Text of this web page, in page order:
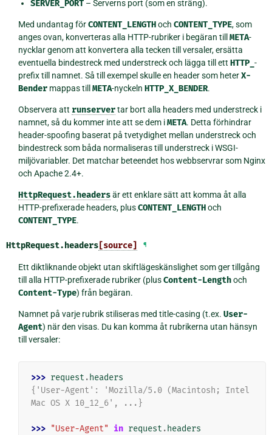
SERVER_PORT– Serverns port (som en sträng).
Med undantag förCONTENT_LENGTHoch CONTENT_TYPE, som
anges ovan, konverteras alla HTTP-rubriker i begäran till META-
nycklar genom att konvertera alla tecken till versaler, ersätta
eventuella bindestreck med understreck och lägga till ett HTTP_ -
prefix till namnet. Så till exempel skulle en header som heterX-
Bendermappas till META-nyckeln HTTP_X_BENDER.
Observera att runservertar bort alla headers med understreck i
namnet, så du kommer inte att se dem iMETA. Detta förhindrar
header-spoofing baserat på tvetydighet mellan understreck och
bindestreck som båda normaliseras till understreck i WSGI-
miljövariabler. Det matchar beteendet hos webbservrar som Nginx
och Apache 2.4+.
HttpRequest.headersär ett enklare sätt att komma åt alla
HTTP-prefixerade headers, plusCONTENT_LENGTHoch
CONTENT_TYPE.
HttpRequest.headers [source] ¶
Ett diktliknande objekt utan skiftlägeskänslighet som ger tillgång
till alla HTTP-prefixerade rubriker (plusContent-Lengthoch
Content-Type) från begäran.
Namnet på varje rubrik stiliseras med title-casing (t.ex. User-
Agent) när den visas. Du kan komma åt rubrikerna utan hänsyn
till versaler:
>>> request . headers
{'User-Agent': 'Mozilla/5.0 (Macintosh; Intel
Mac OS X 10_12_6', ...}
>>> "User-Agent" in request . headers